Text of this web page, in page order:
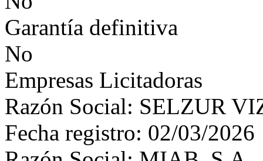
Garantía definitiva
No
Empresas Licitadoras
Razón Social: SELZUR
Fecha registro: 02/03/2026